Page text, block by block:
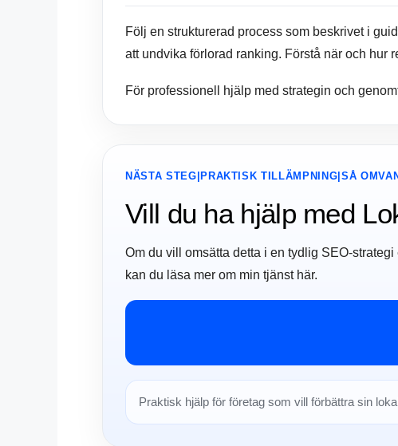
Följ en strukturerad process som beskrivet i
att undvika förlorad ranking. Förstå när och hur
För professionell hjälp med strategin och
NÄSTA STEG|PRAKTISK TILLÄMPNING|SÅ
Vill du ha hjälp med
Om du vill omsätta detta i en tydlig SEO-
kan du läsa mer om min tjänst här.
Praktisk hjälp för företag som vill förbättra sin